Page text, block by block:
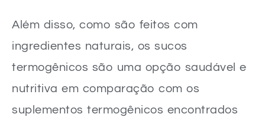
Além disso, como são feitos com
ingredientes naturais, os sucos
termogênicos são uma opção saudável e
nutritiva em comparação com os
suplementos termogênicos encontrados